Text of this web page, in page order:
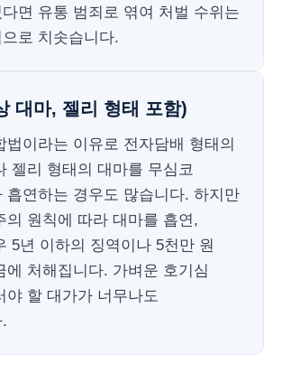
면 유통 범죄로 엮여 처벌 수위는
로 치솟습니다.
대마, 젤리 형태 포함)
법이라는 이유로 전자담배 형태의
젤리 형태의 대마를 무심코
흡연하는 경우도 많습니다. 하지만
의 원칙에 따라 대마를 흡연,
5년 이하의 징역이나 5천만 원
에 처해집니다. 가벼운 호기심
야 할 대가가 너무나도